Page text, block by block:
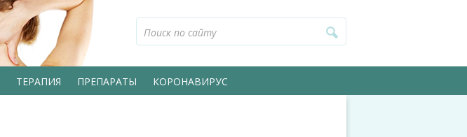
ТЕРАПИЯ ПРЕПАРАТЫ КОРОНАВИРУС